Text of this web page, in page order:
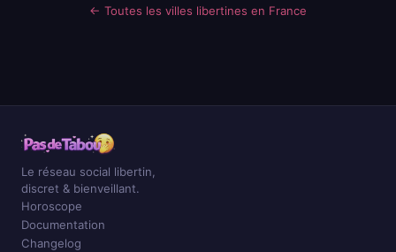
← Toutes les villes libertines en France
Le réseau social libertin,
discret & bienveillant.
Horoscope
Documentation
Changelog